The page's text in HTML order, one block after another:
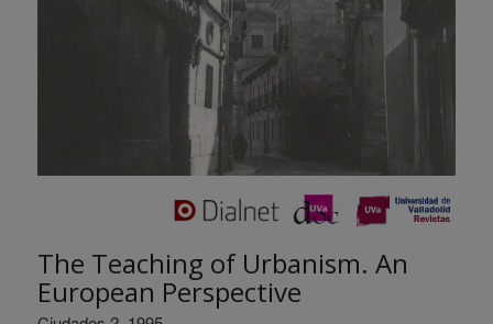
The Teaching of Urbanism. An
European Perspective